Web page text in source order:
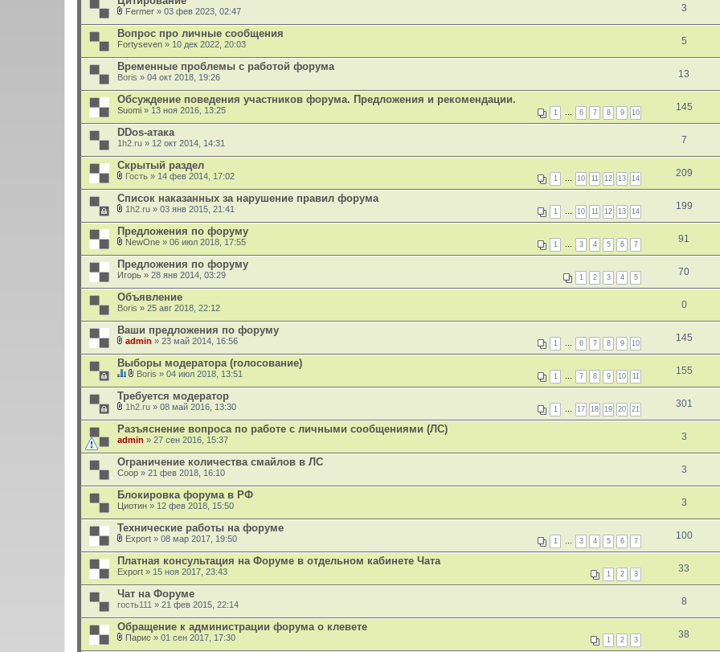
л
о
ж
е
н
и
Fermer » 03 фев 2023, 02:47 3
Вопрос про личные сообщения
Fortyseven » 10 дек 2022, 20:03 5
Временные проблемы с работой форума
Boris » 04 окт 2018, 19:26 13
Обсуждение поведения участников форума. Предложения и рекомендации.
1 … 6 7 8 9 10
Suomi » 13 ноя 2016, 13:25 145
DDos-атака
1h2.ru » 12 окт 2014, 14:31 7
Скрытый раздел
1 … 10 11 12 13 14
л
о
ж
е
н
и
Гость » 14 фев 2014, 17:02 209
Список наказанных за нарушение правил форума
1 … 10 11 12 13 14
л
о
ж
е
н
и
1h2.ru » 03 янв 2015, 21:41 199
Предложения по форуму
1 … 3 4 5 6 7
л
о
ж
е
н
и
NewOne » 06 июл 2018, 17:55 91
Предложения по форуму
1 2 3 4 5
Игорь » 28 янв 2014, 03:29 70
Объявление
Boris » 25 авг 2018, 22:12 0
Ваши предложения по форуму
1 … 6 7 8 9 10
л
о
ж
е
н
и
admin » 23 май 2014, 16:56 145
Выборы модератора (голосование)
1 … 7 8 9 10 11
а
н
н
а
я
т
м
а
с
о
д
е
р
ж
и
о
п
р
о
с
.
л
о
ж
е
н
и
Boris » 04 июл 2018, 13:51 155
Требуется модератор
1 … 17 18 19 20 21
л
о
ж
е
н
и
1h2.ru » 08 май 2016, 13:30 301
Разъяснение вопроса по работе с личными сообщениями (ЛС)
admin » 27 сен 2016, 15:37 3
Ограничение количества смайлов в ЛС
Coop » 21 фев 2018, 16:10 3
Блокировка форума в РФ
Циотин » 12 фев 2018, 15:50 3
Технические работы на форуме
1 … 3 4 5 6 7
л
о
ж
е
н
и
Export » 08 мар 2017, 19:50 100
Платная консультация на Форуме в отдельном кабинете Чата
1 2 3
Export » 15 ноя 2017, 23:43 33
Чат на Форуме
гость111 » 21 фев 2015, 22:14 8
Обращение к администрации форума о клевете
1 2 3
Парис » 01 сен 2017, 17:30 38